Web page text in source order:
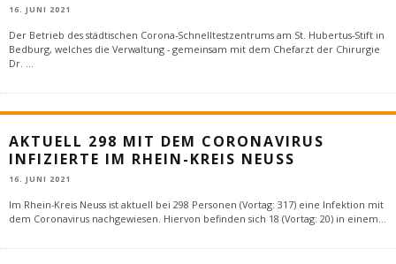
16. JUNI 2021
Der Betrieb des städtischen Corona-Schnelltestzentrums am St. Hubertus-Stift in
Bedburg, welches die Verwaltung - gemeinsam mit dem Chefarzt der Chirurgie
Dr.
AKTUELL 298 MIT DEM CORONAVIRUS
INFIZIERTE IM RHEIN-KREIS NEUSS
16. JUNI 2021
Im Rhein-Kreis Neuss ist aktuell bei 298 Personen (Vortag: 317) eine Infektion mit
dem Coronavirus nachgewiesen. Hiervon befinden sich 18 (Vortag: 20) in einem...